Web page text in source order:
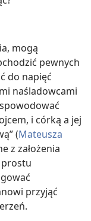
mogą
pewnych
do napięć
naśladowcami
i córką a jej
(Mateusza
z założenia
prostu
przyjąć